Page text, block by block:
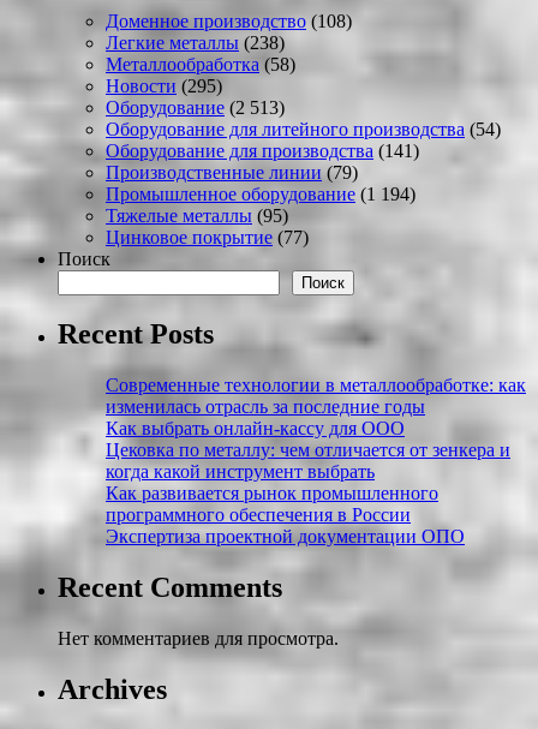
Доменное производство (108)
Легкие металлы (238)
Металлообработка (58)
Новости (295)
Оборудование (2 513)
Оборудование для литейного производства (54)
Оборудование для производства (141)
Производственные линии (79)
Промышленное оборудование (1 194)
Тяжелые металлы (95)
Цинковое покрытие (77)
Поиск
Поиск
Recent Posts
Современные технологии в металлообработке: как
изменилась отрасль за последние годы
Как выбрать онлайн-кассу для ООО
Цековка по металлу: чем отличается от зенкера и
когда какой инструмент выбрать
Как развивается рынок промышленного
программного обеспечения в России
Экспертиза проектной документации ОПО
Recent Comments
Нет комментариев для просмотра.
Archives